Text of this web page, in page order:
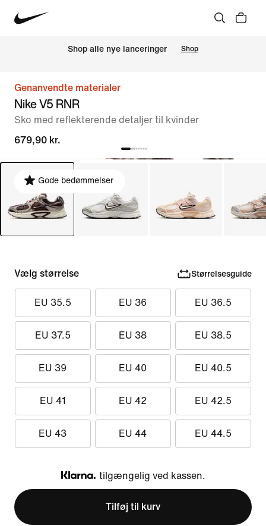
Shop alle nye lanceringer Shop
Genanvendte materialer
Nike V5 RNR
Sko med reflekterende detaljer til kvinder
679,90 kr.
Gode bedømmelser
Vælg størrelse Størrelsesguide
EU 35.5 EU 36 EU 36.5
EU 37.5 EU 38 EU 38.5
EU 39 EU 40 EU 40.5
EU 41 EU 42 EU 42.5
EU 43 EU 44 EU 44.5
Klarna
tilgængelig ved kassen.
Tilføj til kurv